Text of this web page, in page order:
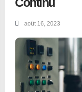
août 16, 2023